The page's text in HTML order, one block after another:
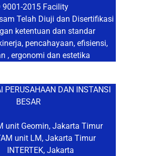
9001-2015 Facility
Telah Diuji dan Disertifikasi
ketentuan dan standar
pencahayaan, efisiensi,
, ergonomi dan estetika
PERUSAHAAN DAN INSTANSI
BESAR
unit Geomin, Jakarta Timur
unit LM, Jakarta Timur
INTERTEK, Jakarta